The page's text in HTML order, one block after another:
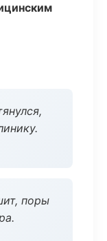
поры